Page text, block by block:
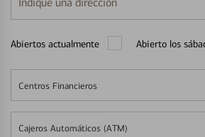
Indique
una
Abiertos actualmente Abierto los
Centros Financieros
Cajeros Automáticos (ATM)